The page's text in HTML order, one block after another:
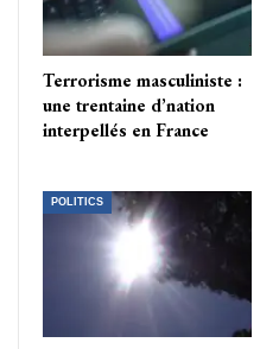
Terrorisme masculiniste :
une trentaine d’nation
interpellés en France
POLITICS